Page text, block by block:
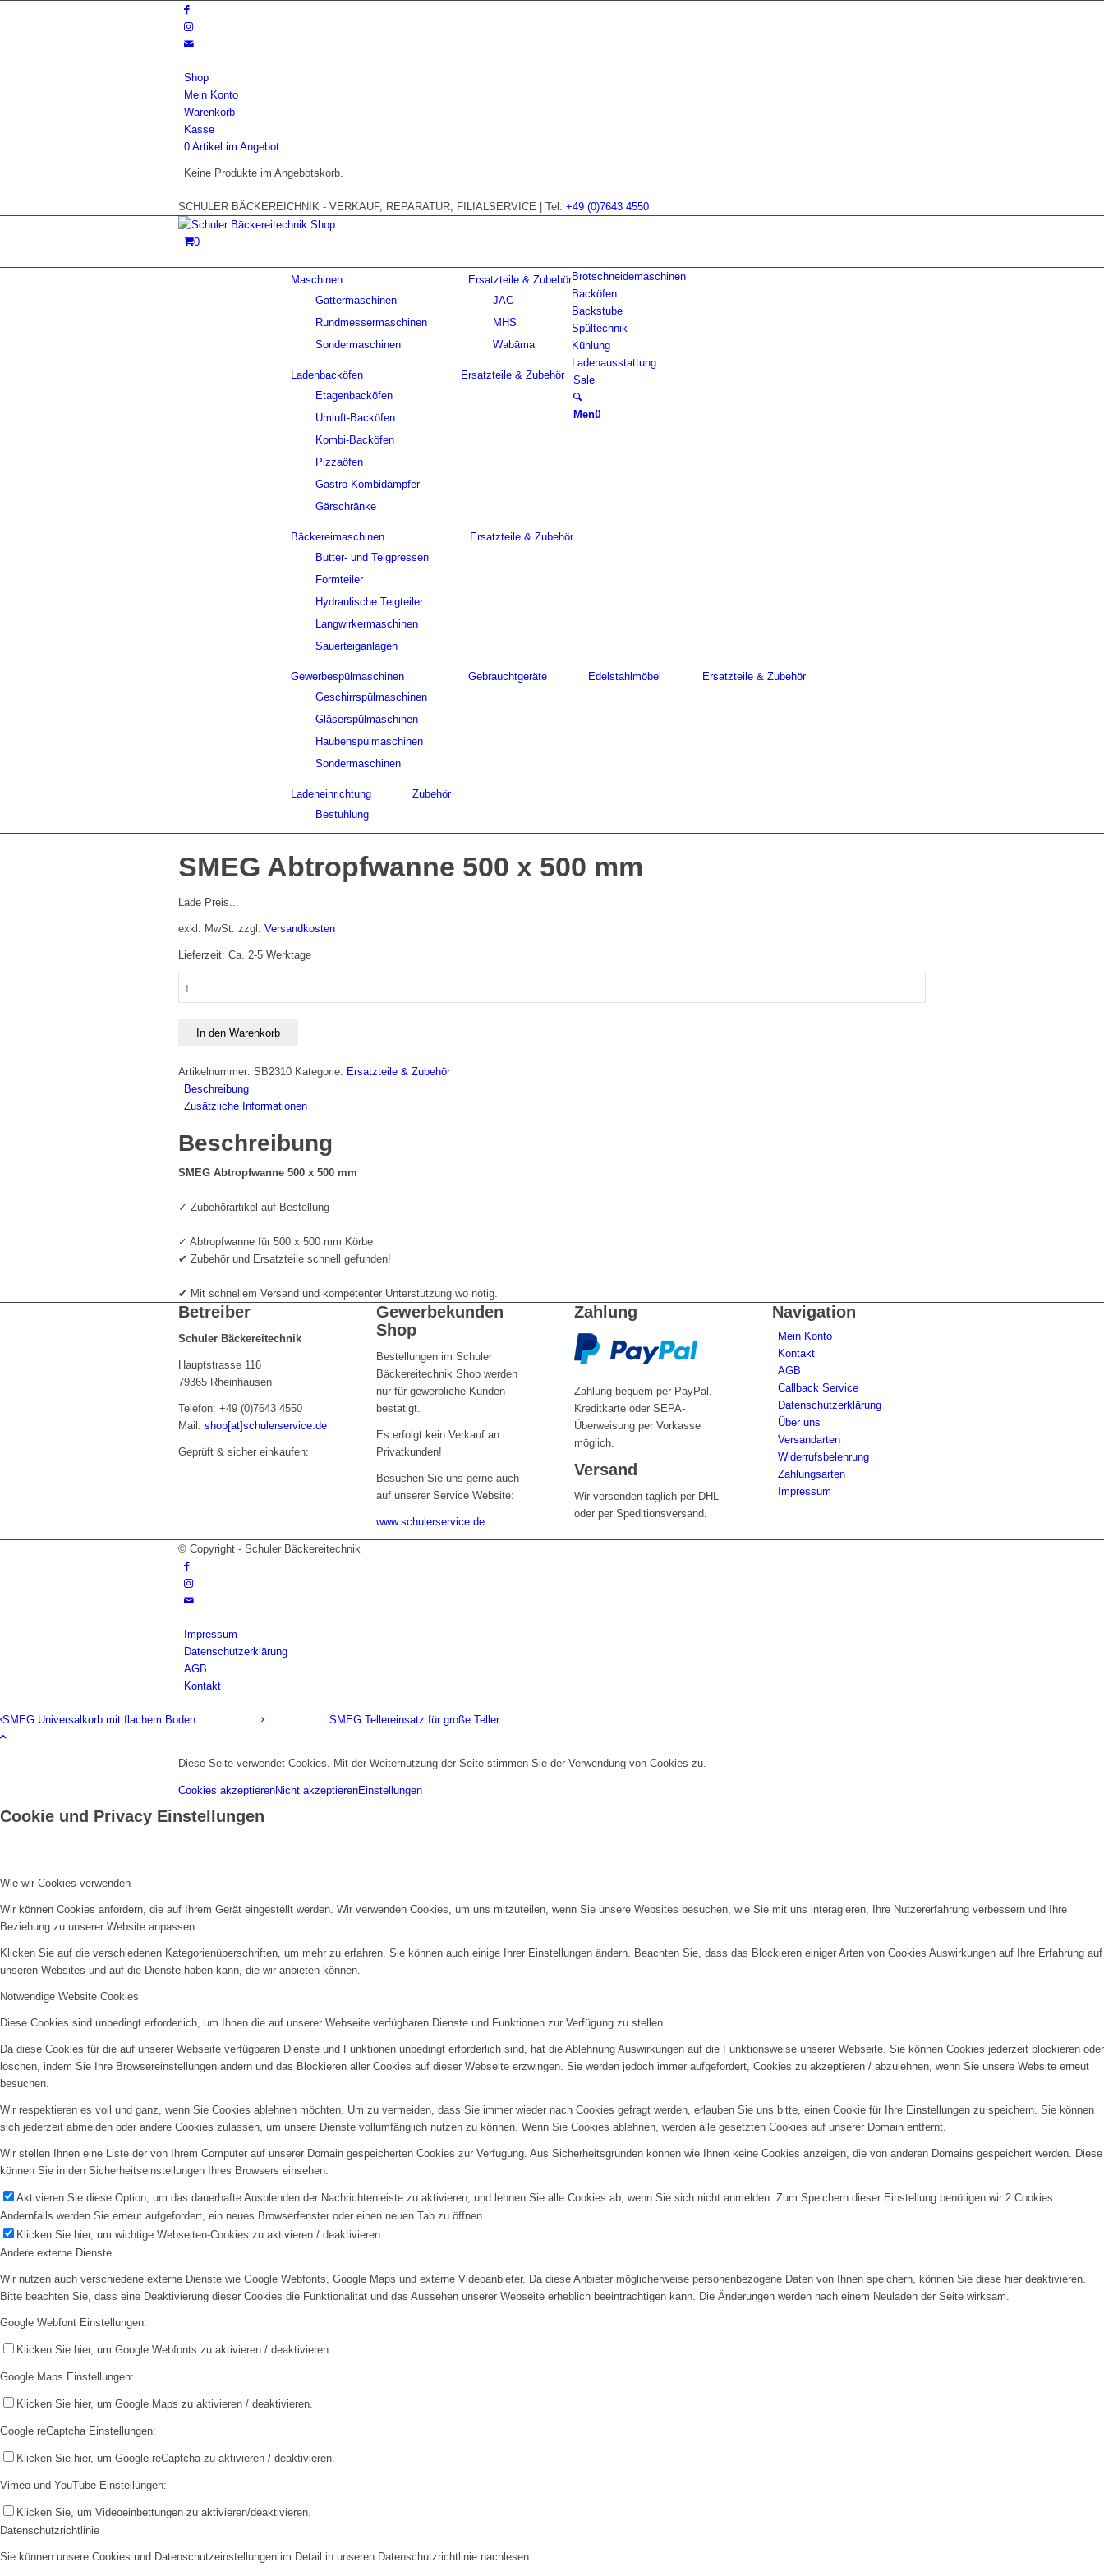
Shop
Mein Konto
Warenkorb
Kasse
0 Artikel im Angebot
Keine Produkte im Angebotskorb.
SCHULER BÄCKEREICHNIK - VERKAUF, REPARATUR, FILIALSERVICE | Tel: +49 (0)7643 4550
0
Brotschneidemaschinen
Maschinen
Gattermaschinen
Rundmessermaschinen
Sondermaschinen
Ersatzteile & Zubehör
JAC
MHS
Wabäma
Backöfen
Ladenbacköfen
Etagenbacköfen
Umluft-Backöfen
Kombi-Backöfen
Pizzaöfen
Gastro-Kombidämpfer
Gärschränke
Ersatzteile & Zubehör
Backstube
Bäckereimaschinen
Butter- und Teigpressen
Formteiler
Hydraulische Teigteiler
Langwirkermaschinen
Sauerteiganlagen
Ersatzteile & Zubehör
Spültechnik
Gewerbespülmaschinen
Geschirrspülmaschinen
Gläserspülmaschinen
Haubenspülmaschinen
Sondermaschinen
Gebrauchtgeräte Edelstahlmöbel Ersatzteile & Zubehör
Kühlung
Ladenausstattung
Ladeneinrichtung
Bestuhlung
Zubehör
Sale
Menü
SMEG Abtropfwanne 500 x 500 mm
Lade Preis...
exkl. MwSt. zzgl. Versandkosten
Lieferzeit: Ca. 2-5 Werktage
mm
Menge
In den Warenkorb
Artikelnummer: SB2310 Kategorie: Ersatzteile & Zubehör
Beschreibung
Zusätzliche Informationen
Beschreibung
SMEG Abtropfwanne 500 x 500 mm
✓ Zubehörartikel auf Bestellung
✓ Abtropfwanne für 500 x 500 mm Körbe
✔ Zubehör und Ersatzteile schnell gefunden!
✔ Mit schnellem Versand und kompetenter Unterstützung wo nötig.
Betreiber
Schuler Bäckereitechnik
Hauptstrasse 116
79365 Rheinhausen
Telefon: +49 (0)7643 4550
Mail: shop[at]schulerservice.de
Geprüft & sicher einkaufen:
Gewerbekunden
Shop
Bestellungen im Schuler
Bäckereitechnik Shop werden
nur für gewerbliche Kunden
bestätigt.
Es erfolgt kein Verkauf an
Privatkunden!
Besuchen Sie uns gerne auch
auf unserer Service Website:
www.schulerservice.de
Zahlung
Zahlung bequem per PayPal,
Kreditkarte oder SEPA-
Überweisung per Vorkasse
möglich.
Versand
Wir versenden täglich per DHL
oder per Speditionsversand.
Navigation
Mein Konto
Kontakt
AGB
Callback Service
Datenschutzerklärung
Über uns
Versandarten
Widerrufsbelehrung
Zahlungsarten
Impressum
© Copyright - Schuler Bäckereitechnik
Impressum
Datenschutzerklärung
AGB
Kontakt
SMEG Universalkorb mit flachem Boden SMEG Tellereinsatz für große Teller
Diese Seite verwendet Cookies. Mit der Weiternutzung der Seite stimmen Sie der Verwendung von Cookies zu.
Cookies akzeptierenNicht akzeptierenEinstellungen
Cookie und Privacy Einstellungen
Wie wir Cookies verwenden
Wir können Cookies anfordern, die auf Ihrem Gerät eingestellt werden. Wir verwenden Cookies, um uns mitzuteilen, wenn Sie unsere Websites besuchen, wie Sie mit uns interagieren, Ihre Nutzererfahrung verbessern und Ihre
Beziehung zu unserer Website anpassen.
Klicken Sie auf die verschiedenen Kategorienüberschriften, um mehr zu erfahren. Sie können auch einige Ihrer Einstellungen ändern. Beachten Sie, dass das Blockieren einiger Arten von Cookies Auswirkungen auf Ihre Erfahrung auf
unseren Websites und auf die Dienste haben kann, die wir anbieten können.
Notwendige Website Cookies
Diese Cookies sind unbedingt erforderlich, um Ihnen die auf unserer Webseite verfügbaren Dienste und Funktionen zur Verfügung zu stellen.
Da diese Cookies für die auf unserer Webseite verfügbaren Dienste und Funktionen unbedingt erforderlich sind, hat die Ablehnung Auswirkungen auf die Funktionsweise unserer Webseite. Sie können Cookies jederzeit blockieren oder
löschen, indem Sie Ihre Browsereinstellungen ändern und das Blockieren aller Cookies auf dieser Webseite erzwingen. Sie werden jedoch immer aufgefordert, Cookies zu akzeptieren / abzulehnen, wenn Sie unsere Website erneut
besuchen.
Wir respektieren es voll und ganz, wenn Sie Cookies ablehnen möchten. Um zu vermeiden, dass Sie immer wieder nach Cookies gefragt werden, erlauben Sie uns bitte, einen Cookie für Ihre Einstellungen zu speichern. Sie können
sich jederzeit abmelden oder andere Cookies zulassen, um unsere Dienste vollumfänglich nutzen zu können. Wenn Sie Cookies ablehnen, werden alle gesetzten Cookies auf unserer Domain entfernt.
Wir stellen Ihnen eine Liste der von Ihrem Computer auf unserer Domain gespeicherten Cookies zur Verfügung. Aus Sicherheitsgründen können wie Ihnen keine Cookies anzeigen, die von anderen Domains gespeichert werden. Diese
können Sie in den Sicherheitseinstellungen Ihres Browsers einsehen.
Aktivieren Sie diese Option, um das dauerhafte Ausblenden der Nachrichtenleiste zu aktivieren, und lehnen Sie alle Cookies ab, wenn Sie sich nicht anmelden. Zum Speichern dieser Einstellung benötigen wir 2 Cookies.
Andernfalls werden Sie erneut aufgefordert, ein neues Browserfenster oder einen neuen Tab zu öffnen.
Klicken Sie hier, um wichtige Webseiten-Cookies zu aktivieren / deaktivieren.
Andere externe Dienste
Wir nutzen auch verschiedene externe Dienste wie Google Webfonts, Google Maps und externe Videoanbieter. Da diese Anbieter möglicherweise personenbezogene Daten von Ihnen speichern, können Sie diese hier deaktivieren.
Bitte beachten Sie, dass eine Deaktivierung dieser Cookies die Funktionalität und das Aussehen unserer Webseite erheblich beeinträchtigen kann. Die Änderungen werden nach einem Neuladen der Seite wirksam.
Google Webfont Einstellungen:
Klicken Sie hier, um Google Webfonts zu aktivieren / deaktivieren.
Google Maps Einstellungen:
Klicken Sie hier, um Google Maps zu aktivieren / deaktivieren.
Google reCaptcha Einstellungen:
Klicken Sie hier, um Google reCaptcha zu aktivieren / deaktivieren.
Vimeo und YouTube Einstellungen:
Klicken Sie, um Videoeinbettungen zu aktivieren/deaktivieren.
Datenschutzrichtlinie
Sie können unsere Cookies und Datenschutzeinstellungen im Detail in unseren Datenschutzrichtlinie nachlesen.